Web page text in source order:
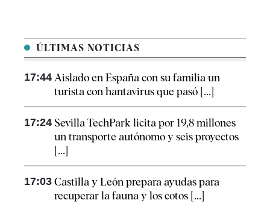
ÚLTIMAS NOTICIAS
17:44 Aislado en España con su familia un
turista con hantavirus que pasó [...]
17:24 Sevilla TechPark licita por 19,8 millones
un transporte autónomo y seis proyectos
[...]
17:03 Castilla y León prepara ayudas para
recuperar la fauna y los cotos [...]